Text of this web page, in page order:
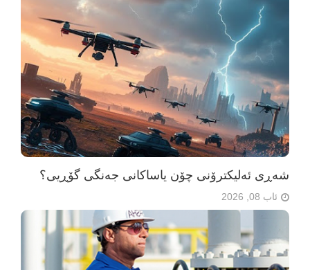
شەڕی ئەلیکترۆنی چۆن یاساکانی جەنگی گۆڕیی؟
ئاب 08, 2026